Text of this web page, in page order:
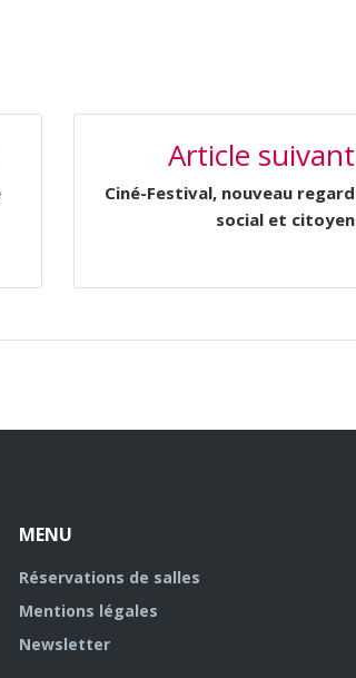
Article suivant
Ciné-Festival, nouveau regard
social et citoyen
MENU
Réservations de salles
Mentions légales
Newsletter